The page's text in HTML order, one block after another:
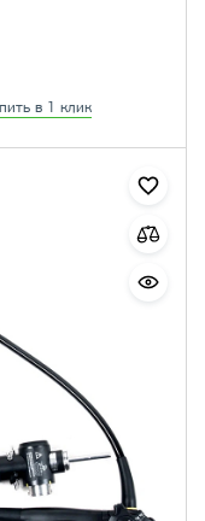
в 1 клик